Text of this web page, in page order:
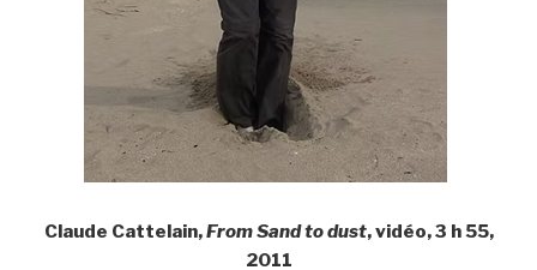
Claude Cattelain,From Sand to dust, vidéo, 3 h 55,
2011